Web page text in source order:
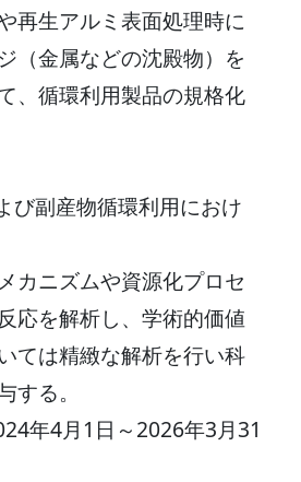
再生アルミ表面処理時に
（金属などの沈殿物）を
、循環利用製品の規格化
び副産物循環利用におけ
カニズムや資源化プロセ
応を解析し、学術的価値
ては精緻な解析を行い科
する。
年4月1日～2026年3月31